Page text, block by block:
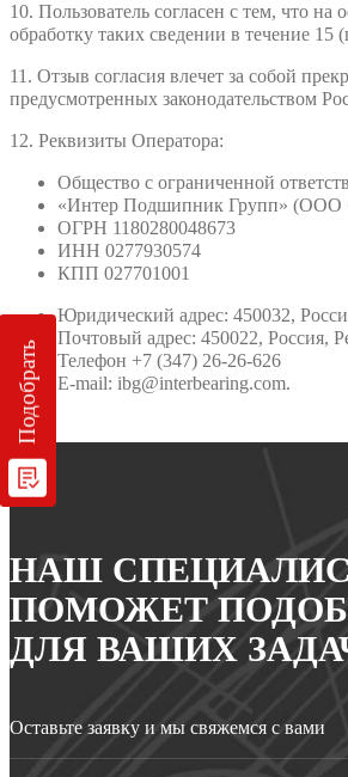
10. Пользователь согласен с тем, что
обработку таких сведении в течение 15
11. Отзыв согласия влечет за собой
предусмотренных законодательством
12. Реквизиты Оператора:
Общество с ограниченной
«Интер Подшипник Групп»
ОГРН 1180280048673
ИНН 0277930574
КПП 027701001
Юридический адрес: 450032,
Почтовый адрес: 450022, Россия,
Телефон +7 (347) 26-26-626
E-mail: ibg@interbearing.com.
НАШ
ПОМОЖЕТ
ДЛЯ ВАШИХ
Оставьте заявку и мы свяжемся с вами
Подобрать